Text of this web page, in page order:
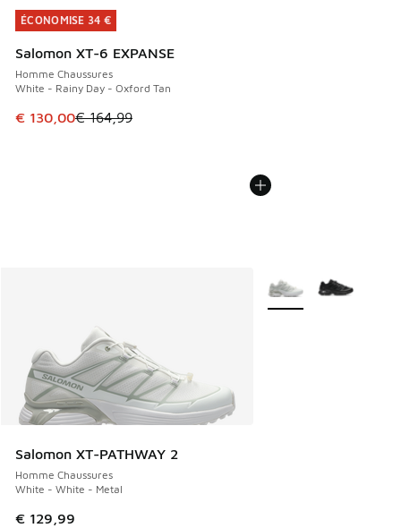
ÉCONOMISE 34 €
Salomon XT-6 EXPANSE
Homme Chaussures
White - Rainy Day - Oxford Tan
Cet article est en promotion. Prix en baisse de € 164,99 à
€ 130,00€ 164,99
ÉCONOMISE 34 €
Salomon XT-PATHWAY 2
Homme Chaussures
White - White - Metal
€ 129,99
Plus de couleurs